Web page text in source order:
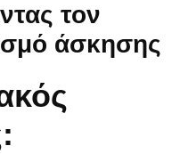
τον
άσκησης